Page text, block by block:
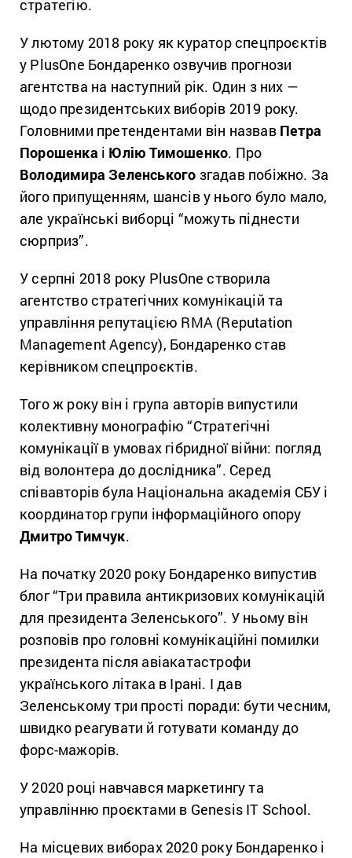
стратегію.
У лютому 2018 року як куратор спецпроєктів
у PlusOne Бондаренко озвучив прогнози
агентства на наступний рік. Один з них —
щодо президентських виборів 2019 року.
Головними претендентами він назвав Петра
Порошенка і Юлію Тимошенко. Про
Володимира Зеленського згадав побіжно. За
його припущенням, шансів у нього було мало,
але українські виборці “можуть піднести
сюрприз”.
У серпні 2018 року PlusOne створила
агентство стратегічних комунікацій та
управління репутацією RMA (Reputation
Management Agency), Бондаренко став
керівником спецпроєктів.
Того ж року він і група авторів випустили
колективну монографію “Стратегічні
комунікації в умовах гібридної війни: погляд
від волонтера до дослідника”. Серед
співавторів була Національна академія СБУ і
координатор групи інформаційного опору
Дмитро Тимчук.
На початку 2020 року Бондаренко випустив
блог “Три правила антикризових комунікацій
для президента Зеленського”. У ньому він
розповів про головні комунікаційні помилки
президента після авіакатастрофи
українського літака в Ірані. І дав
Зеленському три прості поради: бути чесним,
швидко реагувати й готувати команду до
форс-мажорів.
У 2020 році навчався маркетингу та
управлінню проєктами в Genesis ІТ School.
На місцевих виборах 2020 року Бондаренко і